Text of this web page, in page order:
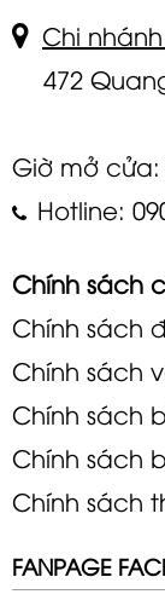
Chi
472
Giờ mở cửa:
Hotline:
Chính sách
Chính sách
Chính sách
Chính sách
Chính sách
Chính sách
FANPAGE